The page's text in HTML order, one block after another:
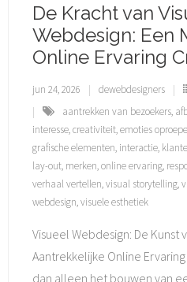
De Kracht van
Webdesign: Een
Online Ervaring
jun 24, 2026 dewebdesigners
aantrekken van bezoekers,
interesse,creativiteit,emoties
grafische elementen, interactie,
lay-out, merken,online ervaring,
verhaal vertellen,visual storytelling,
webdesign,visuele esthetiek
Visueel Webdesign: De Kunst
Aantrekkelijke Online
dan alleen het bouwen van